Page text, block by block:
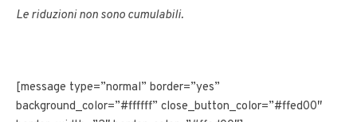
Le riduzioni non sono cumulabili.
[message type=”normal” border=”yes”
background_color=”#ffffff” close_button_color=”#ffed00″